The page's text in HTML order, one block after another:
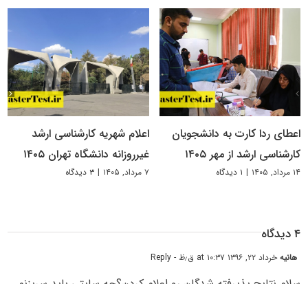
اعطای ردا کارت به دانشجویان
کارشناسی ارشد از مهر ۱۴۰۵
۱۴ مرداد, ۱۴۰۵ | ۱ دیدگاه
اعلام شهریه کارشناسی ارشد
غیرروزانه دانشگاه تهران ۱۴۰۵
۷ مرداد, ۱۴۰۵ | ۳ دیدگاه
۴ دیدگاه
هانیهخرداد ۲۲, ۱۳۹۶ at ۱۰:۳۷ ق٫ظ - Reply